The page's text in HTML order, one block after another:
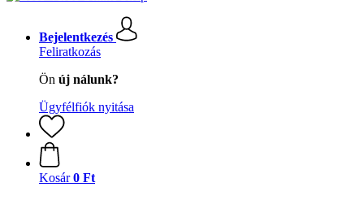
Bejelentkezés
Feliratkozás
Ön új nálunk?
Ügyfélfiók nyitása
Kosár 0 Ft